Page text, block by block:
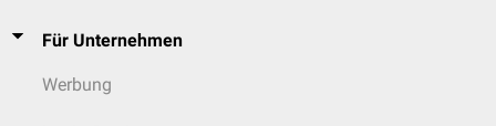
Für Unternehmen
Werbung